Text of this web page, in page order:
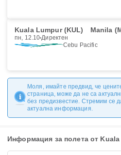
Kuala Lumpur (KUL) Manila
пн, 12.10 Директен
Cebu Pacific
Моля, имайте предвид, че
страница, може да не са
без предизвестие. Стремим се
актуална информация.
Информация за полета от